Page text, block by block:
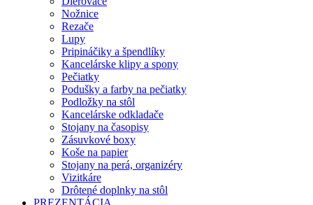
Nožnice
Rezače
Lupy
Pripináčiky a špendlíky
Kancelárske klipy a spony
Pečiatky
Podušky a farby na pečiatky
Podložky na stôl
Kancelárske odkladače
Stojany na časopisy
Zásuvkové boxy
Koše na papier
Stojany na perá, organizéry
Vizitkáre
Drôtené doplnky na stôl
PREZENTÁCIA